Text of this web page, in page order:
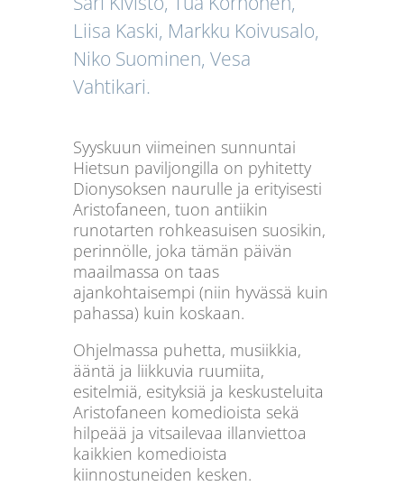
Liisa Kaski, Markku Koivusalo,
Niko Suominen, Vesa
Vahtikari.
Syyskuun viimeinen sunnuntai
Hietsun paviljongilla on pyhitetty
Dionysoksen naurulle ja erityisesti
Aristofaneen, tuon antiikin
runotarten rohkeasuisen suosikin,
perinnölle, joka tämän päivän
maailmassa on taas
ajankohtaisempi (niin hyvässä kuin
pahassa) kuin koskaan.
Ohjelmassa puhetta, musiikkia,
ääntä ja liikkuvia ruumiita,
esitelmiä, esityksiä ja keskusteluita
Aristofaneen komedioista sekä
hilpeää ja vitsailevaa illanviettoa
kaikkien komedioista
kiinnostuneiden kesken.